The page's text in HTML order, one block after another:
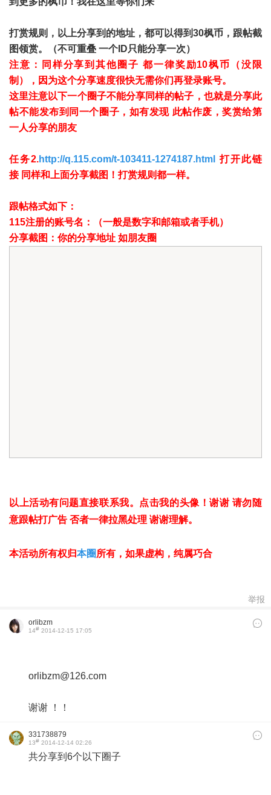
打赏规则，以上分享到的地址，都可以得到30枫币，跟帖截
图领赏。（不可重叠 一个ID只能分享一次）
注意：同样分享到其他圈子 都一律奖励10枫币（没限
制），因为这个分享速度很快无需你们再登录账号。
这里注意以下一个圈子不能分享同样的帖子，也就是分享此
帖不能发布到同一个圈子，如有发现 此帖作废，奖赏给第
一人分享的朋友
任务2.http://q.115.com/t-103411-1274187.html 打开此链
接 同样和上面分享截图！打赏规则都一样。
跟帖格式如下：
115注册的账号名：（一般是数字和邮箱或者手机）
分享截图：你的分享地址 如朋友圈
以上活动有问题直接联系我。点击我的头像！谢谢 请勿随
意跟帖打广告 否者一律拉黑处理 谢谢理解。
本活动所有权归本圈所有，如果虚构，纯属巧合
举报
orlibzm
14# 2014-12-15 17:05
orlibzm@126.com
谢谢 ！！
331738879
13# 2014-12-14 02:26
共分享到6个以下圈子